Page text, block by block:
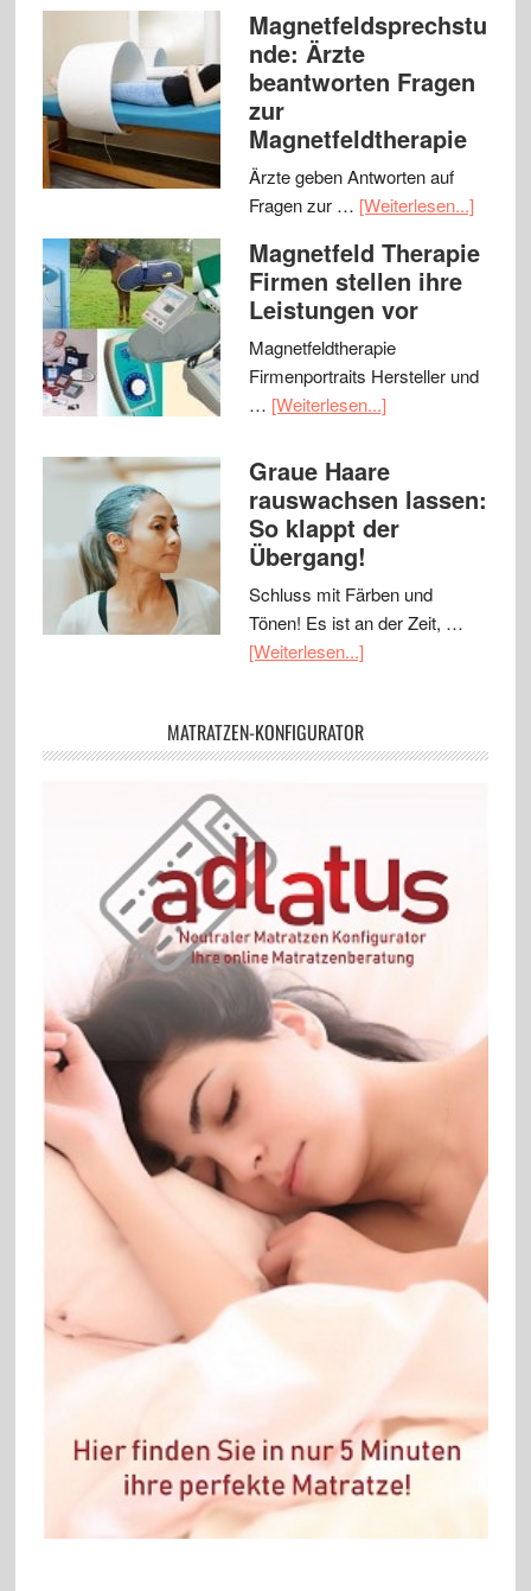
Magnetfeldsprechstu
nde: Ärzte
beantworten Fragen
zur
Magnetfeldtherapie
Ärzte geben Antworten auf
Fragen zur … [Weiterlesen...]
Magnetfeld Therapie
Firmen stellen ihre
Leistungen vor
Magnetfeldtherapie
Firmenportraits Hersteller und
… [Weiterlesen...]
Graue Haare
rauswachsen lassen:
So klappt der
Übergang!
Schluss mit Färben und
Tönen! Es ist an der Zeit, …
[Weiterlesen...]
MATRATZEN-KONFIGURATOR